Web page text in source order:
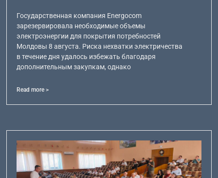
Государственная компания Energocom
зарезервировала необходимые объемы
электроэнергии для покрытия потребностей
Молдовы 8 августа. Риска нехватки электричества
в течение дня удалось избежать благодаря
дополнительным закупкам, однако
Read more >